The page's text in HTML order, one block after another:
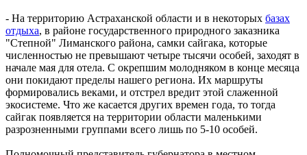
- На территорию Астраханской области и в некоторых базах
отдыха, в районе государственного природного заказника
"Степной" Лиманского района, самки сайгака, которые
численностью не превышают четыре тысячи особей, заходят в
начале мая для отела. С окрепшим молодняком в конце месяца
они покидают пределы нашего региона. Их маршруты
формировались веками, и отстрел вредит этой слаженной
экосистеме. Что же касается других времен года, то тогда
сайгак появляется на территории области маленькими
разрозненными группами всего лишь по 5-10 особей.